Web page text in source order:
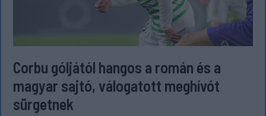
Corbu góljától hangos a román és a
magyar sajtó, válogatott meghívót
sürgetnek